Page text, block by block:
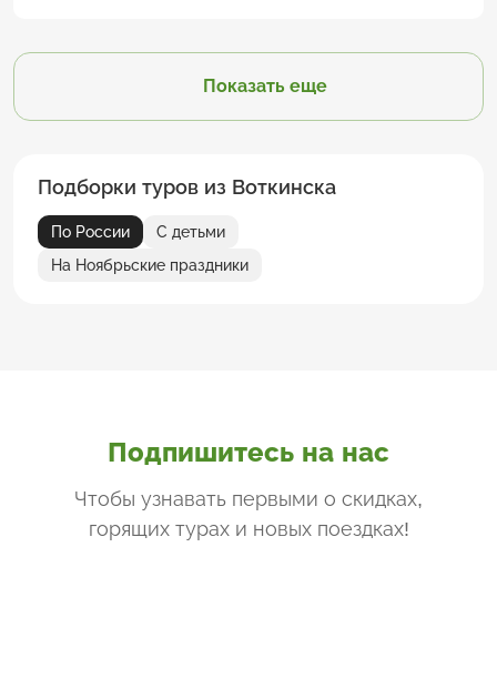
Показать еще
Подборки туров из Воткинска
По России
С детьми
На Ноябрьские праздники
Подпишитесь на нас
Чтобы узнавать первыми о скидках,
горящих турах и новых поездках!